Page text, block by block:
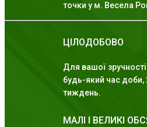
точки у м. Весела
ЦІЛОДОБОВО
Для вашої
будь-який час доби,
тиждень.
МАЛІ І ВЕЛИКІ